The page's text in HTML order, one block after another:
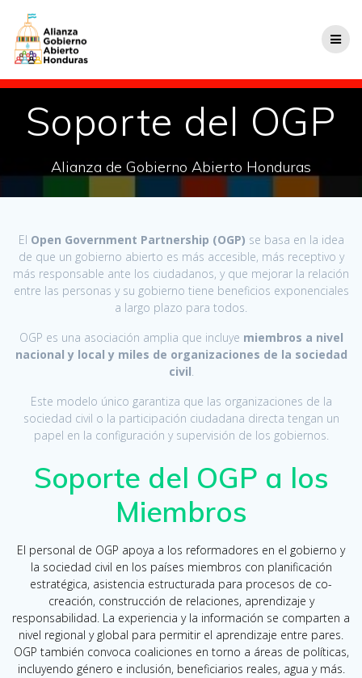
Soporte del OGP
Alianza de Gobierno Abierto Honduras
El Open Government Partnership (OGP) se basa en la idea
de que un gobierno abierto es más accesible, más receptivo y
más responsable ante los ciudadanos, y que mejorar la relación
entre las personas y su gobierno tiene beneficios exponenciales
a largo plazo para todos.
OGP es una asociación amplia que incluye miembros a nivel
nacional y local y miles de organizaciones de la sociedad
civil.
Este modelo único garantiza que las organizaciones de la
sociedad civil o la participación ciudadana directa tengan un
papel en la configuración y supervisión de los gobiernos.
Soporte del OGP a los
Miembros
El personal de OGP apoya a los reformadores en el gobierno y
la sociedad civil en los países miembros con planificación
estratégica, asistencia estructurada para procesos de co-
creación, construcción de relaciones, aprendizaje y
responsabilidad. La experiencia y la información se comparten a
nivel regional y global para permitir el aprendizaje entre pares.
OGP también convoca coaliciones en torno a áreas de políticas,
incluyendo género e inclusión, beneficiarios reales, agua y más.